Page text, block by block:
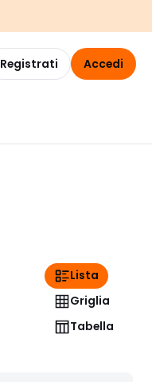
Registrati Accedi
Lista
Griglia
Tabella